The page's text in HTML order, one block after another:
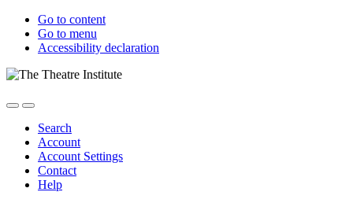
Go to content
Go to menu
Accessibility declaration
Search
Account
Account Settings
Contact
Help